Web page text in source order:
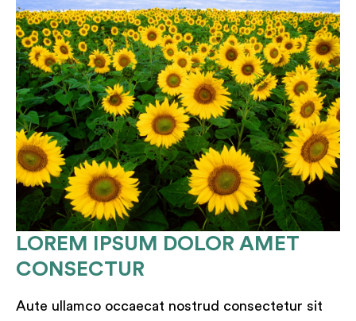
LOREM IPSUM DOLOR AMET
CONSECTUR
Aute ullamco occaecat nostrud consectetur sit